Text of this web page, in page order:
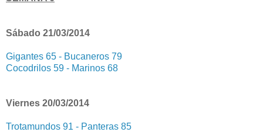
Sábado 21/03/2014
Gigantes 65 - Bucaneros 79
Cocodrilos 59 - Marinos 68
Viernes 20/03/2014
Trotamundos 91 - Panteras 85